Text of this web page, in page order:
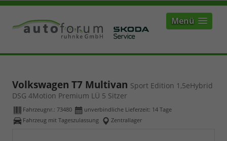
Menü
Volkswagen T7 Multivan Sport Edition 1,5eHybrid
DSG 4Motion Premium LÜ 5 Sitzer
Fahrzeugnr.: 73480 unverbindliche Lieferzeit: 14 Tage
Fahrzeug mit Tageszulassung
Zentrallager